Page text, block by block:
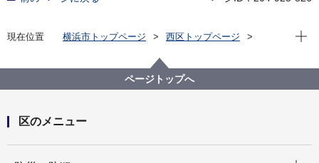
現在位置 横浜市トップページ
西区トップページ
現在
ページトップへ
区のメニュー